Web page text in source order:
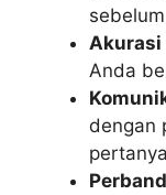
Akurasi
Anda
dengan